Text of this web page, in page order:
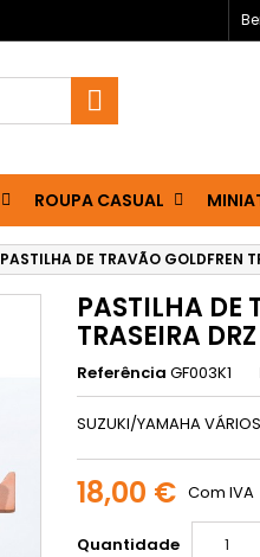

ROUPA CASUAL
PASTILHA DE TRAVÃO GOLDFREN
PASTILHA DE
TRASEIRA
Referência GF003K1
SUZUKI/YAMAHA
18,00 € Com IVA
Quantidade